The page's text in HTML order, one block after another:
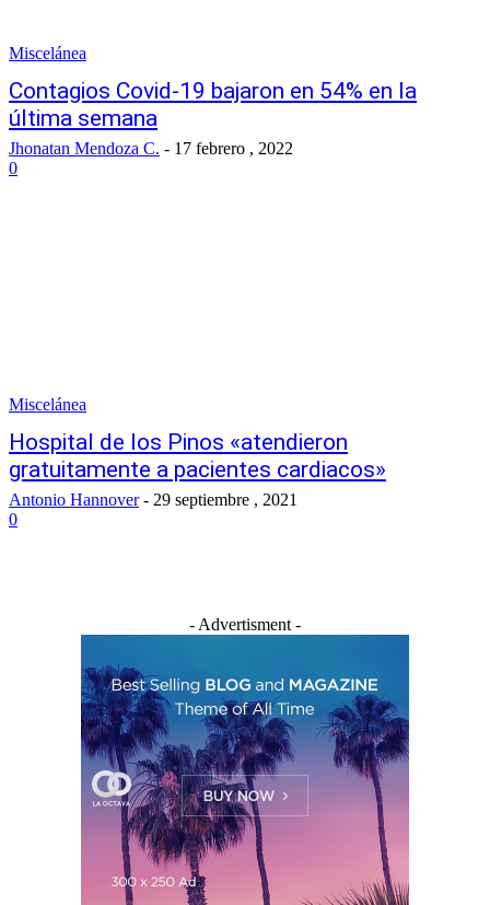
Miscelánea
Contagios Covid-19 bajaron en 54% en la
última semana
Jhonatan Mendoza C. - 17 febrero , 2022
0
Miscelánea
Hospital de los Pinos «atendieron
gratuitamente a pacientes cardiacos»
Antonio Hannover - 29 septiembre , 2021
0
- Advertisment -